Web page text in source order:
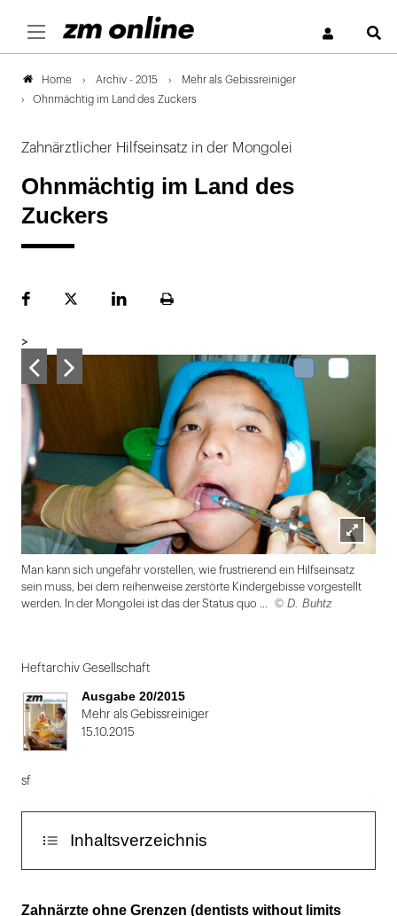
Home Archiv - 2015
Mehr als Gebissreiniger
Ohnmächtig im Land des Zuckers
Zahnärztlicher Hilfseinsatz in der Mongolei
Ohnmächtig im Land des
Zuckers
FacebookPlattformLinekdInSeite
>
Lightbox
öffnen
Man kann sich ungefähr vorstellen, wie frustrierend ein Hilfseinsatz
sein muss, bei dem reihenweise zerstörte Kindergebisse vorgestellt
werden. In der Mongolei ist das der Status quo ...
© D. Buhtz
1
von
2
Heftarchiv Gesellschaft
Ausgabe 20/2015
Mehr als Gebissreiniger
15.10.2015
sf
Inhaltsverzeichnis
Zucker ist allgegenwärtig
Zahnärzte ohne Grenzen (dentists without limits